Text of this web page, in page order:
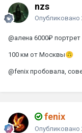
nzs
Опубликовано
@алена 6000₽ портрет
100 км от Москвы🙃
@fenix пробовала,
fenix
Опубликовано